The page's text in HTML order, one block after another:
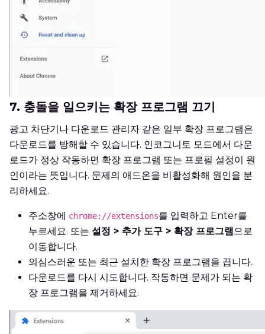
7. 충돌을 일으키는 확장 프로그램 끄기
광고 차단기나 다운로드 관리자 같은 일부 확장 프로그램은
다운로드를 방해할 수 있습니다. 인코그니토 모드에서 다운
로드가 정상 작동하면 확장 프로그램 또는 프로필 설정이 원
인이라는 뜻입니다. 문제의 애드온을 비활성화해 원인을 분
리하세요.
주소창에 chrome://extensions를 입력하고 Enter를
누르세요. 또는 설정 > 추가 도구 > 확장 프로그램으로
이동합니다.
의심스러운 또는 최근 설치한 확장 프로그램을 끕니다.
다운로드를 다시 시도합니다. 작동하면 문제가 되는 확
장 프로그램을 제거하세요.